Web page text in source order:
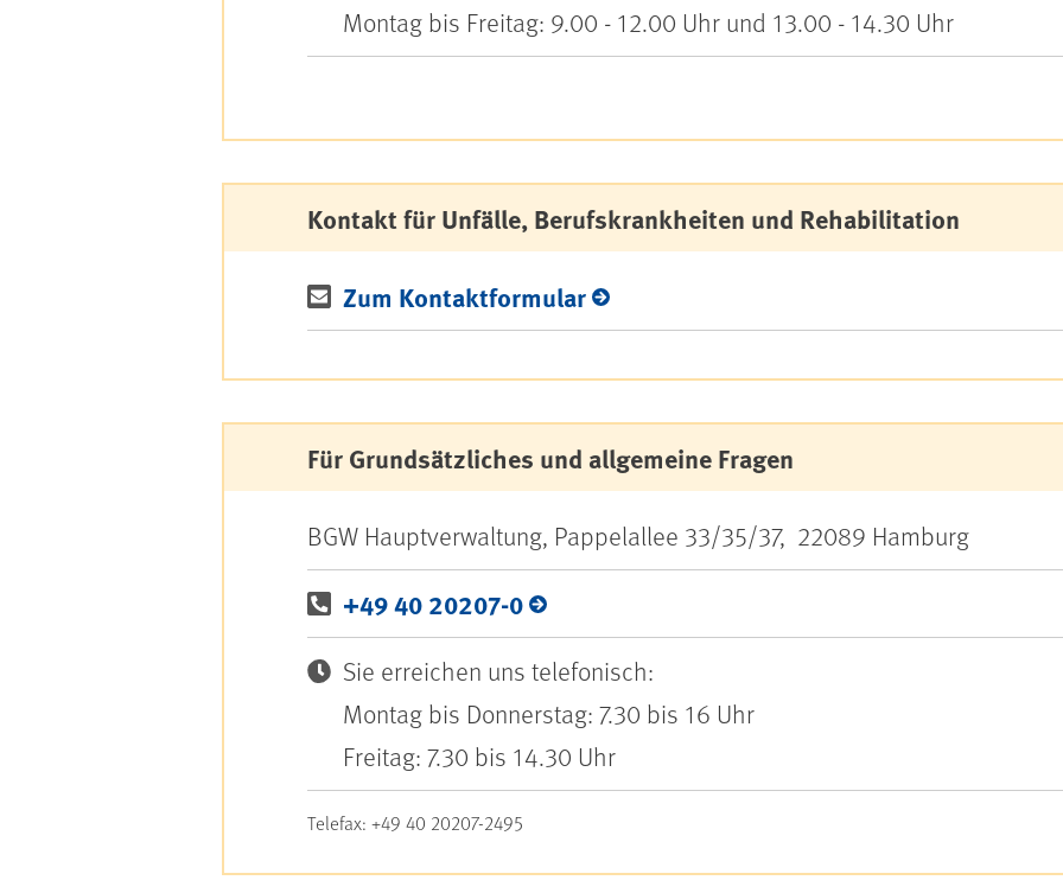
Montag bis Freitag: 9.00 - 12.00 Uhr und 13.00 - 14.30 Uhr
Kontakt für Unfälle, Berufskrankheiten und Rehabilitation
Zum Kontaktformular
Für Grundsätzliches und allgemeine Fragen
BGW Hauptverwaltung, Pappelallee 33/35/37, 22089 Hamburg
+49 40 20207-0
Sie erreichen uns telefonisch:
Montag bis Donnerstag: 7.30 bis 16 Uhr
Freitag: 7.30 bis 14.30 Uhr
Telefax: +49 40 20207-2495